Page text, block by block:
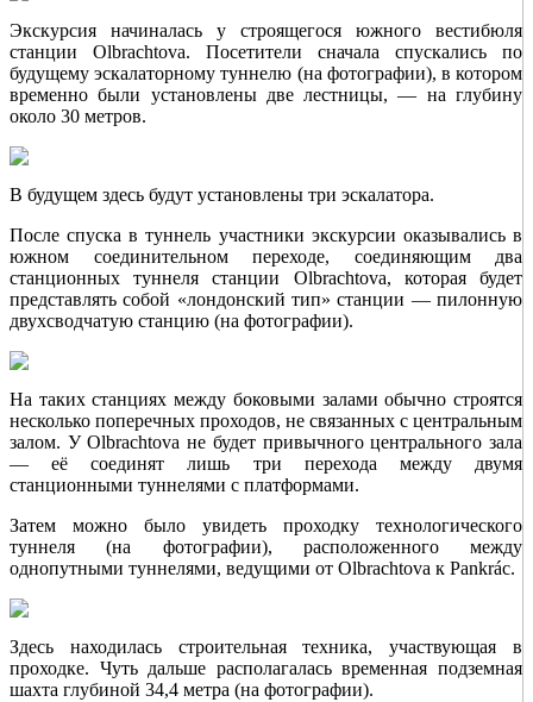
Экскурсия начиналась у строящегося южного вестибюля
станции Olbrachtova. Посетители сначала спускались по
будущему эскалаторному туннелю (на фотографии), в котором
временно были установлены две лестницы, — на глубину
около 30 метров.
В будущем здесь будут установлены три эскалатора.
После спуска в туннель участники экскурсии оказывались в
южном соединительном переходе, соединяющим два
станционных туннеля станции Olbrachtova, которая будет
представлять собой «лондонский тип» станции — пилонную
двухсводчатую станцию (на фотографии).
На таких станциях между боковыми залами обычно строятся
несколько поперечных проходов, не связанных с центральным
залом. У Olbrachtova не будет привычного центрального зала
— её соединят лишь три перехода между двумя
станционными туннелями с платформами.
Затем можно было увидеть проходку технологического
туннеля (на фотографии), расположенного между
однопутными туннелями, ведущими от Olbrachtova к Pankrác.
Здесь находилась строительная техника, участвующая в
проходке. Чуть дальше располагалась временная подземная
шахта глубиной 34,4 метра (на фотографии).